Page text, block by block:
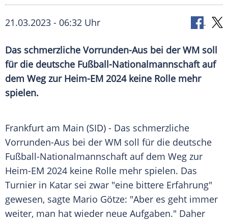
21.03.2023 - 06:32 Uhr
Das schmerzliche Vorrunden-Aus bei der WM soll
für die deutsche Fußball-Nationalmannschaft auf
dem Weg zur Heim-EM 2024 keine Rolle mehr
spielen.
Frankfurt am Main (SID) - Das schmerzliche
Vorrunden-Aus bei der WM soll für die deutsche
Fußball-Nationalmannschaft auf dem Weg zur
Heim-EM 2024 keine Rolle mehr spielen. Das
Turnier in Katar sei zwar "eine bittere Erfahrung"
gewesen, sagte Mario Götze: "Aber es geht immer
weiter, man hat wieder neue Aufgaben." Daher